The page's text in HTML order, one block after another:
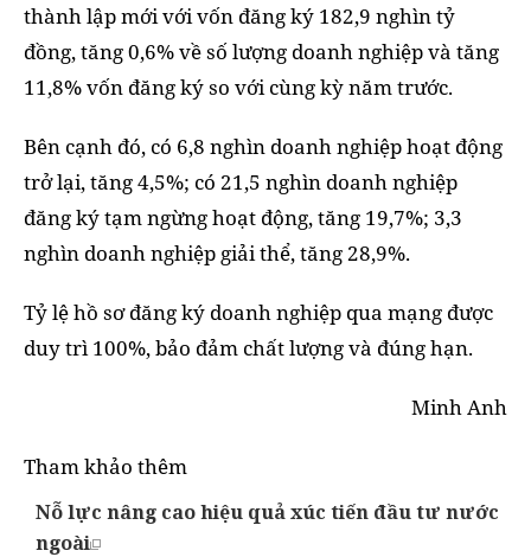
thành lập mới với vốn đăng ký 182,9 nghìn tỷ
đồng, tăng 0,6% về số lượng doanh nghiệp và tăng
11,8% vốn đăng ký so với cùng kỳ năm trước.
Bên cạnh đó, có 6,8 nghìn doanh nghiệp hoạt động
trở lại, tăng 4,5%; có 21,5 nghìn doanh nghiệp
đăng ký tạm ngừng hoạt động, tăng 19,7%; 3,3
nghìn doanh nghiệp giải thể, tăng 28,9%.
Tỷ lệ hồ sơ đăng ký doanh nghiệp qua mạng được
duy trì 100%, bảo đảm chất lượng và đúng hạn.
Minh Anh
Tham khảo thêm
Nỗ lực nâng cao hiệu quả xúc tiến đầu tư nước
ngoài